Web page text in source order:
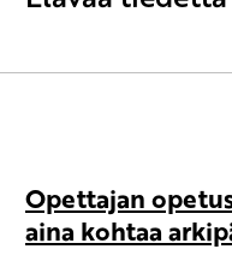
Opettajan
aina kohtaa